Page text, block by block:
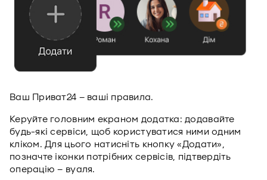
Ваш Приват24 – ваші правила.
Керуйте головним екраном додатка: додавайте
будь-які сервіси, щоб користуватися ними одним
кліком. Для цього натисніть кнопку «Додати»,
позначте іконки потрібних сервісів, підтвердіть
операцію – вуаля.